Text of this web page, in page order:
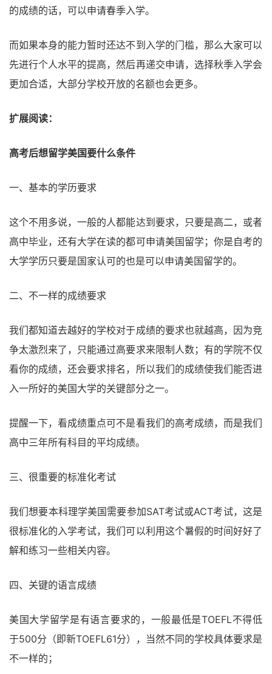
的成绩的话，可以申请春季入学。
而如果本身的能力暂时还达不到入学的门槛，那么大家可以
先进行个人水平的提高，然后再递交申请，选择秋季入学会
更加合适，大部分学校开放的名额也会更多。
扩展阅读：
高考后想留学美国要什么条件
一、基本的学历要求
这个不用多说，一般的人都能达到要求，只要是高二，或者
高中毕业，还有大学在读的都可申请美国留学；你是自考的
大学学历只要是国家认可的也是可以申请美国留学的。
二、不一样的成绩要求
我们都知道去越好的学校对于成绩的要求也就越高，因为竞
争太激烈来了，只能通过高要求来限制人数；有的学院不仅
看你的成绩，还会要求排名，所以我们的成绩使我们能否进
入一所好的美国大学的关键部分之一。
提醒一下，看成绩重点可不是看我们的高考成绩，而是我们
高中三年所有科目的平均成绩。
三、很重要的标准化考试
我们想要本科理学美国需要参加SAT考试或ACT考试，这是
很标准化的入学考试，我们可以利用这个暑假的时间好好了
解和练习一些相关内容。
四、关键的语言成绩
美国大学留学是有语言要求的，一般最低是TOEFL不得低
于500分（即新TOEFL61分），当然不同的学校具体要求是
不一样的；